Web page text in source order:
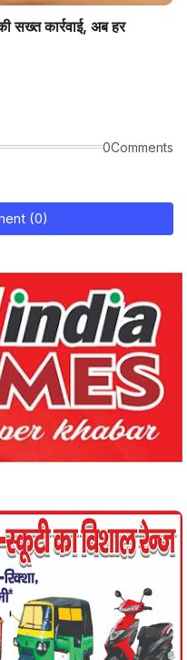
सख्त कार्रवाई, अब हर
0Comments
(0)